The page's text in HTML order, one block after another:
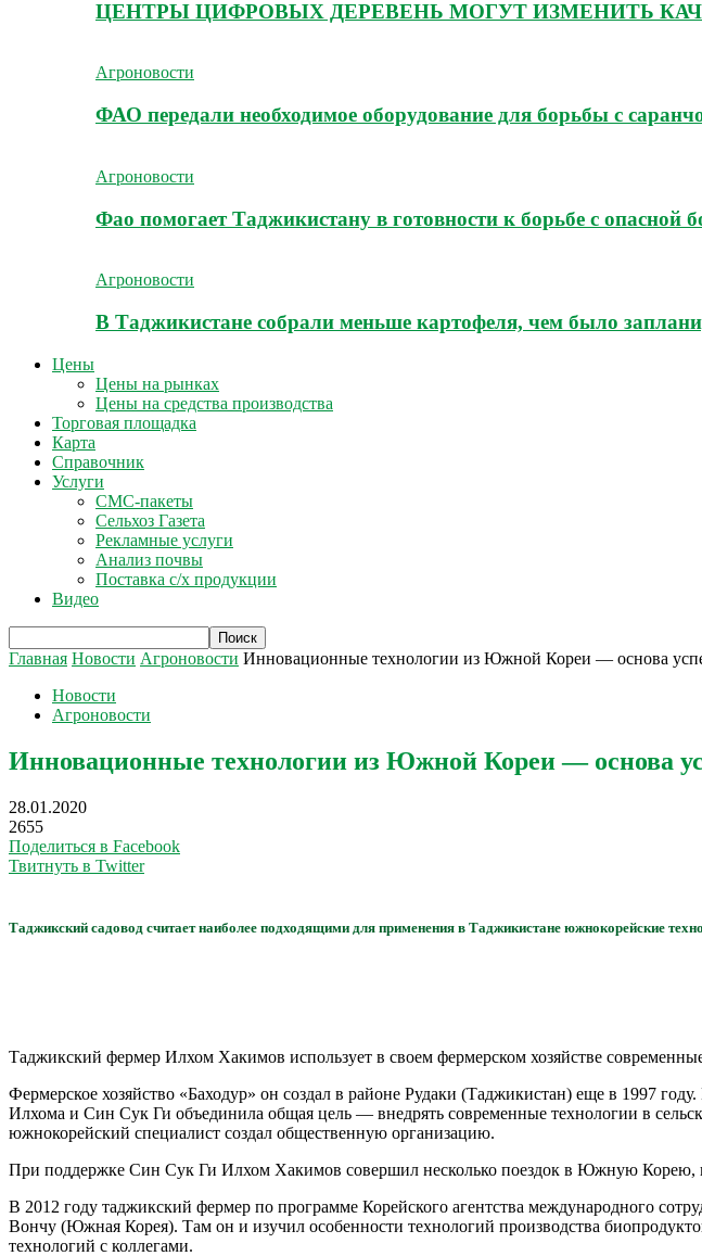
ЦЕНТРЫ ЦИФРОВЫХ ДЕРЕВЕНЬ МОГУТ ИЗМЕНИТЬ
Агроновости
ФАО передали необходимое оборудование для борьбы с
Агроновости
Фао помогает Таджикистану в готовности к борьбе с опасной
Агроновости
В Таджикистане собрали меньше картофеля, чем было
Цены
Цены на рынках
Цены на средства производства
Торговая площадка
Карта
Справочник
Услуги
СМС-пакеты
Сельхоз Газета
Рекламные услуги
Анализ почвы
Поставка с/х продукции
Видео
Главная Новости Агроновости Инновационные технологии из Южной Кореи — основа
Новости
Агроновости
Инновационные технологии из Южной Кореи — основа
28.01.2020
2655
Поделиться в Facebook
Твитнуть в Twitter
Таджикский садовод считает наиболее подходящими для применения в Таджикистане южнокорейские
Таджикский фермер Илхом Хакимов использует в своем фермерском хозяйстве
Фермерское хозяйство «Баходур» он создал в районе Рудаки (Таджикистан) еще в 1997
Илхома и Син Сук Ги объединила общая цель — внедрять современные технологии в
южнокорейский специалист создал общественную организацию.
При поддержке Син Сук Ги Илхом Хакимов совершил несколько поездок в Южную Корею,
В 2012 году таджикский фермер по программе Корейского агентства международного
Вончу (Южная Корея). Там он и изучил особенности технологий производства
технологий с коллегами.